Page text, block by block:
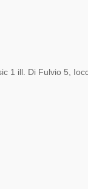
1 ill. Di Fulvio 5,